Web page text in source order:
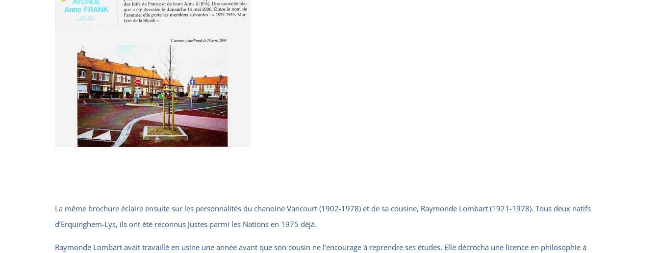
La même brochure éclaire ensuite sur les personnalités du chanoine Vancourt (1902-1978) et de sa cousine, Raymonde Lombart (1921-1978). Tous deux natifs
d’Erquinghem-Lys, ils ont été reconnus Justes parmi les Nations en 1975 déjà.
Raymonde Lombart avait travaillé en usine une année avant que son cousin ne l’encourage à reprendre ses études. Elle décrocha une licence en philosophie à